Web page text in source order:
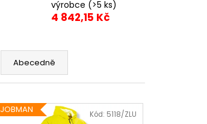
výrobce (>5 ks)
4 842,15 Kč
Abecedně
JOBMAN Kód: 5118/ZLU